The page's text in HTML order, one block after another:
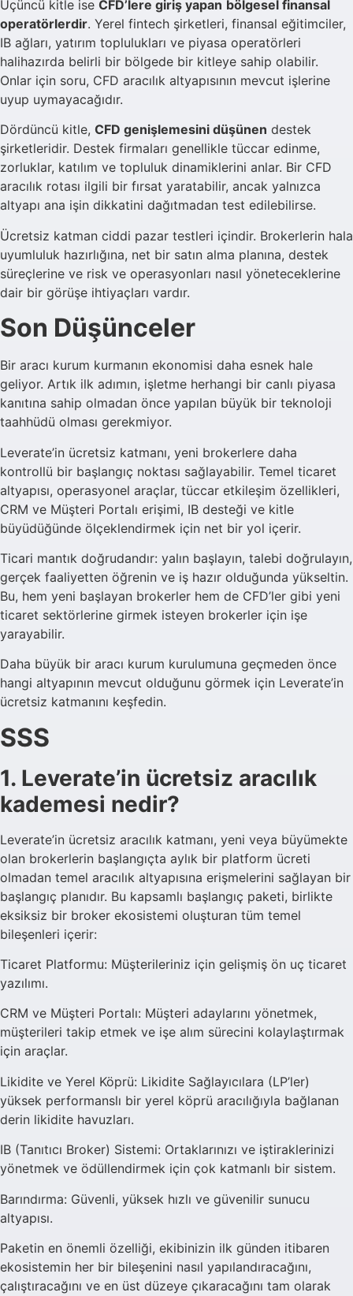
Üçüncü kitle ise CFD’lere giriş yapan bölgesel finansal
operatörlerdir. Yerel fintech şirketleri, finansal eğitimciler,
IB ağları, yatırım toplulukları ve piyasa operatörleri
halihazırda belirli bir bölgede bir kitleye sahip olabilir.
Onlar için soru, CFD aracılık altyapısının mevcut işlerine
uyup uymayacağıdır.
Dördüncü kitle, CFD genişlemesini düşünen destek
şirketleridir. Destek firmaları genellikle tüccar edinme,
zorluklar, katılım ve topluluk dinamiklerini anlar. Bir CFD
aracılık rotası ilgili bir fırsat yaratabilir, ancak yalnızca
altyapı ana işin dikkatini dağıtmadan test edilebilirse.
Ücretsiz katman ciddi pazar testleri içindir. Brokerlerin hala
uyumluluk hazırlığına, net bir satın alma planına, destek
süreçlerine ve risk ve operasyonları nasıl yöneteceklerine
dair bir görüşe ihtiyaçları vardır.
Son Düşünceler
Bir aracı kurum kurmanın ekonomisi daha esnek hale
geliyor. Artık ilk adımın, işletme herhangi bir canlı piyasa
kanıtına sahip olmadan önce yapılan büyük bir teknoloji
taahhüdü olması gerekmiyor.
Leverate’in ücretsiz katmanı, yeni brokerlere daha
kontrollü bir başlangıç noktası sağlayabilir. Temel ticaret
altyapısı, operasyonel araçlar, tüccar etkileşim özellikleri,
CRM ve Müşteri Portalı erişimi, IB desteği ve kitle
büyüdüğünde ölçeklendirmek için net bir yol içerir.
Ticari mantık doğrudandır: yalın başlayın, talebi doğrulayın,
gerçek faaliyetten öğrenin ve iş hazır olduğunda yükseltin.
Bu, hem yeni başlayan brokerler hem de CFD’ler gibi yeni
ticaret sektörlerine girmek isteyen brokerler için işe
yarayabilir.
Daha büyük bir aracı kurum kurulumuna geçmeden önce
hangi altyapının mevcut olduğunu görmek için Leverate’in
ücretsiz katmanını keşfedin.
SSS
1. Leverate’in ücretsiz aracılık
kademesi nedir?
Leverate’in ücretsiz aracılık katmanı, yeni veya büyümekte
olan brokerlerin başlangıçta aylık bir platform ücreti
olmadan temel aracılık altyapısına erişmelerini sağlayan bir
başlangıç planıdır. Bu kapsamlı başlangıç paketi, birlikte
eksiksiz bir broker ekosistemi oluşturan tüm temel
bileşenleri içerir:
Ticaret Platformu: Müşterileriniz için gelişmiş ön uç ticaret
yazılımı.
CRM ve Müşteri Portalı: Müşteri adaylarını yönetmek,
müşterileri takip etmek ve işe alım sürecini kolaylaştırmak
için araçlar.
Likidite ve Yerel Köprü: Likidite Sağlayıcılara (LP’ler)
yüksek performanslı bir yerel köprü aracılığıyla bağlanan
derin likidite havuzları.
IB (Tanıtıcı Broker) Sistemi: Ortaklarınızı ve iştiraklerinizi
yönetmek ve ödüllendirmek için çok katmanlı bir sistem.
Barındırma: Güvenli, yüksek hızlı ve güvenilir sunucu
altyapısı.
Paketin en önemli özelliği, ekibinizin ilk günden itibaren
ekosistemin her bir bileşenini nasıl yapılandıracağını,
çalıştıracağını ve en üst düzeye çıkaracağını tam olarak